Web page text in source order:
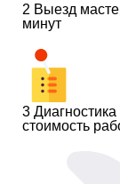
2 Выезд
минут
3 Диагностика
стоимость